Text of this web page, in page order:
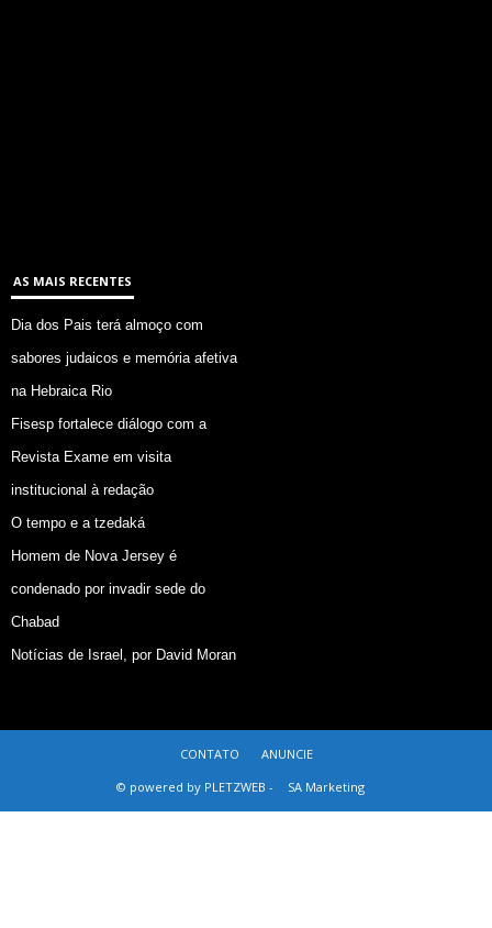
AS MAIS RECENTES
Dia dos Pais terá almoço com
sabores judaicos e memória afetiva
na Hebraica Rio
Fisesp fortalece diálogo com a
Revista Exame em visita
institucional à redação
O tempo e a tzedaká
Homem de Nova Jersey é
condenado por invadir sede do
Chabad
Notícias de Israel, por David Moran
CONTATO
ANUNCIE
© powered by PLETZWEB -
SA Marketing